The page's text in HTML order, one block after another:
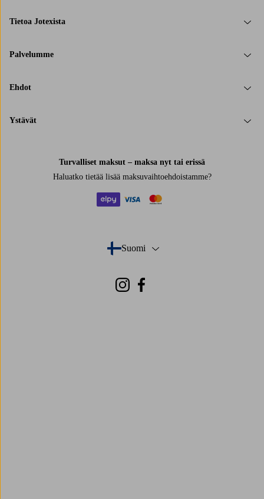
Tietoa Jotexista
Palvelumme
Ehdot
Ystävät
Turvalliset maksut – maksa nyt tai erissä
Haluatko tietää lisää maksuvaihtoehdoistamme?
Suomi
- Valitse maa